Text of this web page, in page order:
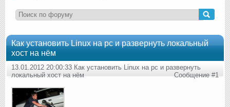
Как установить Linux на pc и развернуть локальный
хост на нём
13.01.2012 20:00:33 Как установить Linux на pc и развернуть
локальный хост на нём
Сообщение #1